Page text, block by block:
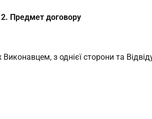
2. Предмет договору
з однієї сторони та